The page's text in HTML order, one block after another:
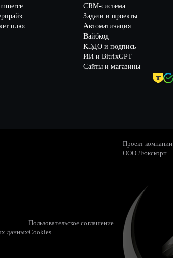
плюс
CRM-система
Задачи и проекты
Автоматизация
Вайбкод
КЭДО и подпись
ИИ и BitrixGPT
Сайты и магазины
данных
Пользовательское соглашение
Cookies
Проект компании
ООО Люкскорп